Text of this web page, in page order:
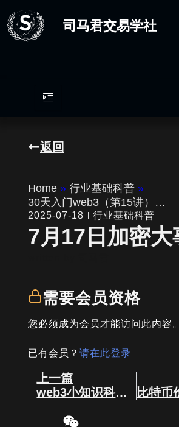
至
内
司马君交易学社
返回
Home » 行业基础科普 »
30天入门web3（第15讲）…
2025-07-18 行业基础科普
7月17日加密大
需要会员资格
您必须成为会员才能访问此内容。
已有会员？ 请在此登录
Prev
上一篇
web3小知识科普——币圈合约